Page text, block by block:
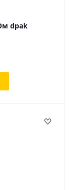
AOD405 pМОП -30В/-18А/32мОм dpak